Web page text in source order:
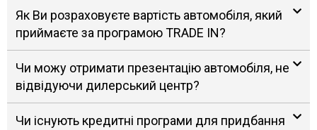
Як Ви розраховуєте вартість автомобіля, який
приймаєте за програмою TRADE IN?
Чи можу отримати презентацію автомобіля, не
відвідуючи дилерський центр?
Чи існують кредитні програми для придбання